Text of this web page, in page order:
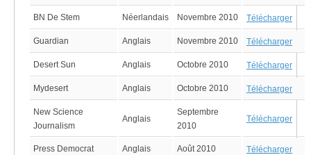
BN De Stem Néerlandais Novembre 2010 Télécharger
Guardian Anglais Novembre 2010 Télécharger
Desert Sun Anglais Octobre 2010 Télécharger
Mydesert Anglais Octobre 2010 Télécharger
New Science
Journalism
Anglais
Septembre
2010
Télécharger
Press Democrat Anglais Août 2010 Télécharger